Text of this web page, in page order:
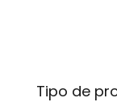
Tipo de